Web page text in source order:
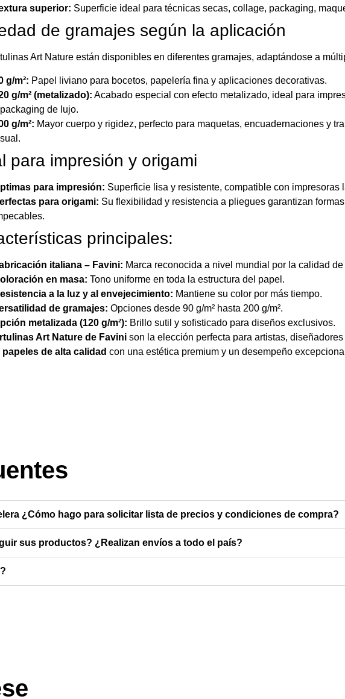
superior: Superficie ideal para técnicas secas, collage, packaging,
de gramajes según la aplicación
Art Nature están disponibles en diferentes gramajes, adaptándose a
g/m²: Papel liviano para bocetos, papelería fina y aplicaciones decorativas.
g/m² (metalizado): Acabado especial con efecto metalizado, ideal para
de lujo.
g/m²: Mayor cuerpo y rigidez, perfecto para maquetas, encuadernaciones y
para impresión y origami
para impresión: Superficie lisa y resistente, compatible con impresoras
para origami: Su flexibilidad y resistencia a pliegues garantizan
principales:
italiana – Favini: Marca reconocida a nivel mundial por la calidad
en masa: Tono uniforme en toda la estructura del papel.
a la luz y al envejecimiento: Mantiene su color por más tiempo.
de gramajes: Opciones desde 90 g/m² hasta 200 g/m².
metalizada (120 g/m²): Brillo sutil y sofisticado para diseños exclusivos.
Art Nature de Favini son la elección perfecta para artistas,
papeles de alta calidad con una estética premium y un desempeño
¿Cómo hago para solicitar lista de precios y condiciones de compra?
sus productos? ¿Realizan envíos a todo el país?